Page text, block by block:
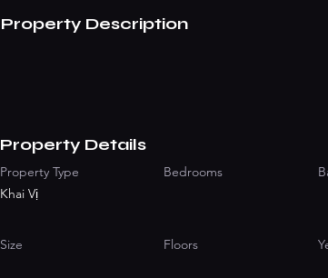
Property Description
Property Details
Property Type
Khai Vị
Bedrooms
Size Floors